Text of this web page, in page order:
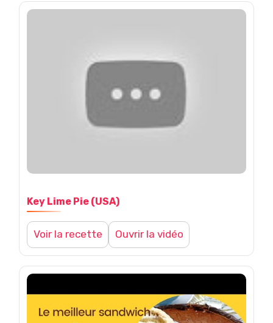
e
B
o
b
o
n
Key Lime Pie (USA)
Voir la recette Ouvrir la vidéo